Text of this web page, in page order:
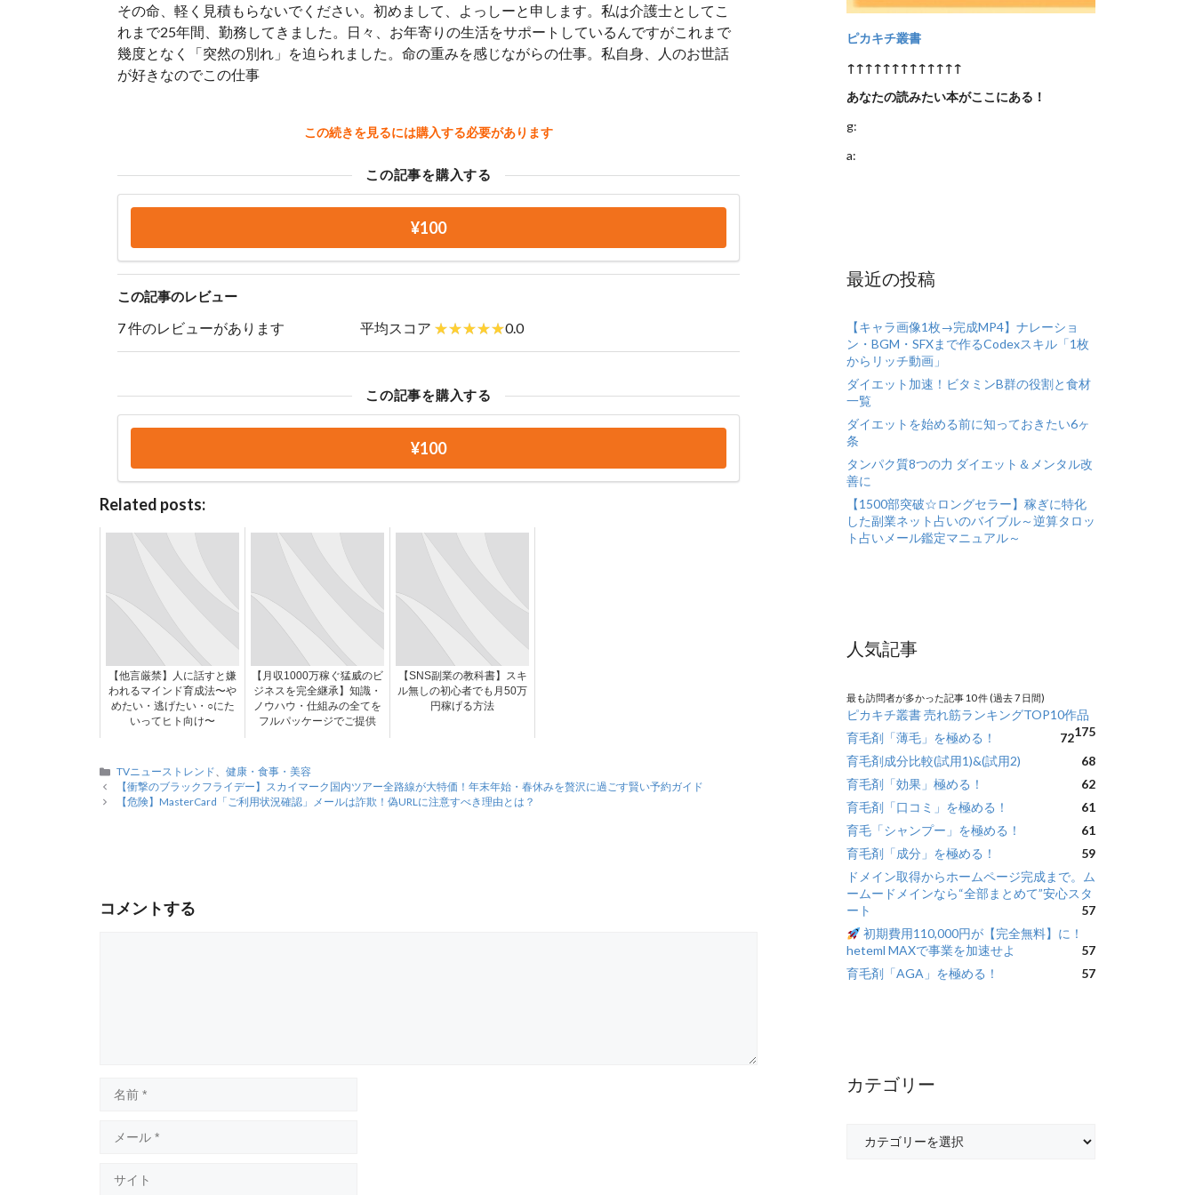
その命、軽く見積もらないでください。初めまして、よっしーと申します。私は介護士としてこ
れまで25年間、勤務してきました。日々、お年寄りの生活をサポートしているんですがこれまで
幾度となく「突然の別れ」を迫られました。命の重みを感じながらの仕事。私自身、人のお世話
が好きなのでこの仕事
この続きを見るには購入する必要があります
この記事を購入する
¥100
この記事のレビュー
7 件のレビューがあります 平均スコア 0.0
この記事を購入する
¥100
Related posts:
【他言厳禁】人に話すと嫌
われるマインド育成法〜や
めたい・逃げたい・○にた
いってヒト向け〜
【月収1000万稼ぐ猛威のビ
ジネスを完全継承】知識・
ノウハウ・仕組みの全てを
フルパッケージでご提供
【SNS副業の教科書】スキ
ル無しの初心者でも月50万
円稼げる方法
カ
テ
ゴ
TVニューストレンド、健康・食事・美容
【衝撃のブラックフライデー】スカイマーク国内ツアー全路線が大特価！年末年始・春休みを贅沢に過ごす賢い予約ガイド
【危険】MasterCard「ご利用状況確認」メールは詐欺！偽URLに注意すべき理由とは？
コメントする
ピカキチ叢書
↑↑↑↑↑↑↑↑↑↑↑↑↑
あなたの読みたい本がここにある！
g:
a:
最近の投稿
【キャラ画像1枚→完成MP4】ナレーショ
ン・BGM・SFXまで作るCodexスキル「1枚
からリッチ動画」
ダイエット加速！ビタミンB群の役割と食材
一覧
ダイエットを始める前に知っておきたい6ヶ
条
タンパク質8つの力 ダイエット＆メンタル改
善に
【1500部突破☆ロングセラー】稼ぎに特化
した副業ネット占いのバイブル～逆算タロッ
ト占いメール鑑定マニュアル～
人気記事
最も訪問者が多かった記事 10 件 (過去 7 日間)
ピカキチ叢書 売れ筋ランキングTOP10作品
175
育毛剤「薄毛」を極める！
72
育毛剤成分比較(試用1)&(試用2)
68
育毛剤「効果」極める！
62
育毛剤「口コミ」を極める！
61
育毛「シャンプー」を極める！
61
育毛剤「成分」を極める！
59
ドメイン取得からホームページ完成まで。ム
ームードメインなら“全部まとめて”安心スタ
ート
57
初期費用110,000円が【完全無料】に！
heteml MAXで事業を加速せよ
57
育毛剤「AGA」を極める！
57
カテゴリー